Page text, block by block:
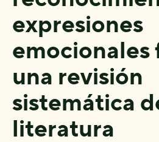
expresiones
emocionales
una revisión
sistemática
literatura